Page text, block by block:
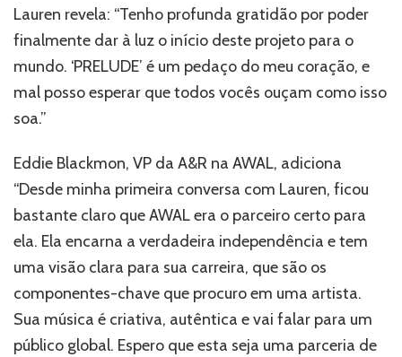
Lauren revela: “Tenho profunda gratidão por poder
finalmente dar à luz o início deste projeto para o
mundo. ‘PRELUDE’ é um pedaço do meu coração, e
mal posso esperar que todos vocês ouçam como isso
soa.”
Eddie Blackmon, VP da A&R na AWAL, adiciona
“Desde minha primeira conversa com Lauren, ficou
bastante claro que AWAL era o parceiro certo para
ela. Ela encarna a verdadeira independência e tem
uma visão clara para sua carreira, que são os
componentes-chave que procuro em uma artista.
Sua música é criativa, autêntica e vai falar para um
público global. Espero que esta seja uma parceria de